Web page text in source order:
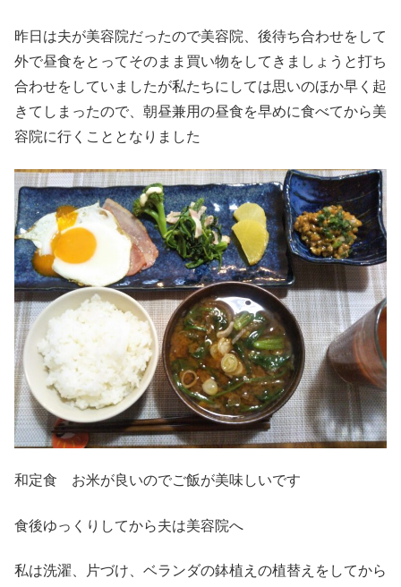
昨日は夫が美容院だったので美容院、後待ち合わせをして
外で昼食をとってそのまま買い物をしてきましょうと打ち
合わせをしていましたが私たちにしては思いのほか早く起
きてしまったので、朝昼兼用の昼食を早めに食べてから美
容院に行くこととなりました
和定食 お米が良いのでご飯が美味しいです
食後ゆっくりしてから夫は美容院へ
私は洗濯、片づけ、ベランダの鉢植えの植替えをしてから